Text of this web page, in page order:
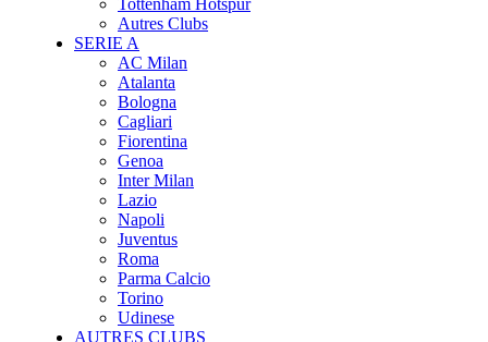
Tottenham Hotspur
Autres Clubs
SERIE A
AC Milan
Atalanta
Bologna
Cagliari
Fiorentina
Genoa
Inter Milan
Lazio
Napoli
Juventus
Roma
Parma Calcio
Torino
Udinese
AUTRES CLUBS